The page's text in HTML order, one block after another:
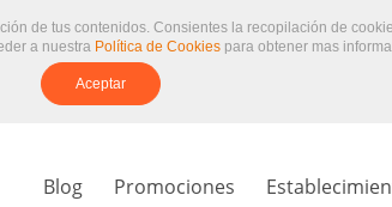
de tus contenidos. Consientes la recopilación de
a nuestra Política de Cookiespara obtener mas
Aceptar
Blog Promociones